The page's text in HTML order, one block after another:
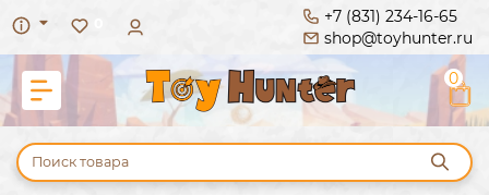
+7 (831) 234-16-65
shop@toyhunter.ru
0